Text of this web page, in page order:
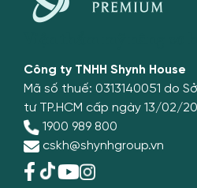
Công ty TNHH Shynh House
Mã số thuế: 0313140051 do
tư TP.HCM cấp ngày 13/02/
1900 989 800
cskh@shynhgroup.vn